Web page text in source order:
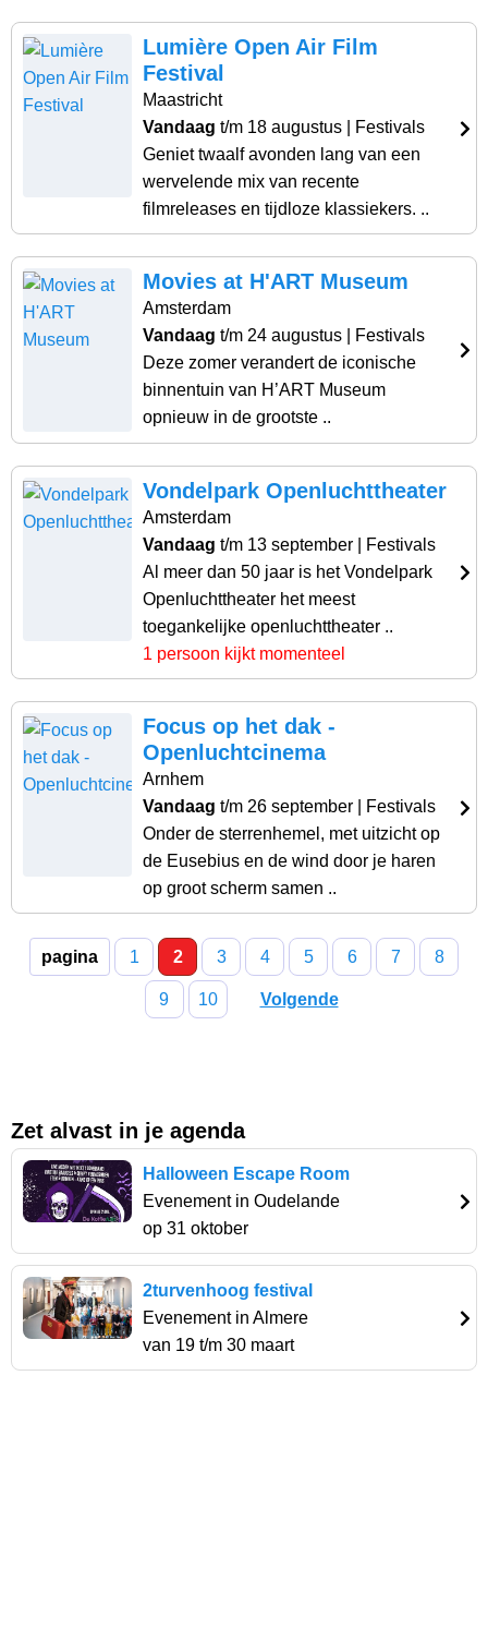
Lumière Open Air Film
Festival
Maastricht
Vandaag t/m 18 augustus | Festivals
Geniet twaalf avonden lang van een
wervelende mix van recente
filmreleases en tijdloze klassiekers. ..
Movies at H'ART Museum
Amsterdam
Vandaag t/m 24 augustus | Festivals
Deze zomer verandert de iconische
binnentuin van H’ART Museum
opnieuw in de grootste ..
Vondelpark Openluchttheater
Amsterdam
Vandaag t/m 13 september | Festivals
Al meer dan 50 jaar is het Vondelpark
Openluchttheater het meest
toegankelijke openluchttheater ..
1 persoon kijkt momenteel
Focus op het dak -
Openluchtcinema
Arnhem
Vandaag t/m 26 september | Festivals
Onder de sterrenhemel, met uitzicht op
de Eusebius en de wind door je haren
op groot scherm samen ..
pagina 1 2 3 4 5 6 7 8
9 10 Volgende
Zet alvast in je agenda
Halloween Escape Room
Evenement in Oudelande
op 31 oktober
2turvenhoog festival
Evenement in Almere
van 19 t/m 30 maart